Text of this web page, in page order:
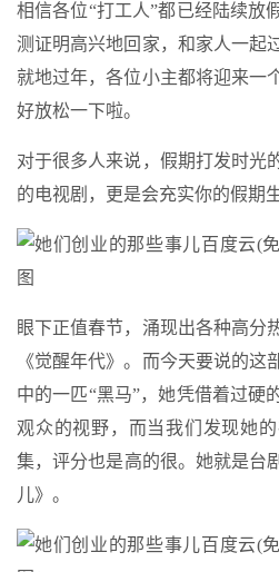
相信各位“打工人”都已经陆续放
测证明高兴地回家，和家人一起
就地过年，各位小主都将迎来一
好放松一下啦。
对于很多人来说，假期打发时光
的电视剧，更是会充实你的假期生
眼下正值春节，涌现出各种高分
《觉醒年代》。而今天要说的这
中的一匹“黑马”，她凭借着过硬
观众的视野，而当我们发现她
集，评分也是高的很。她就是
儿》。